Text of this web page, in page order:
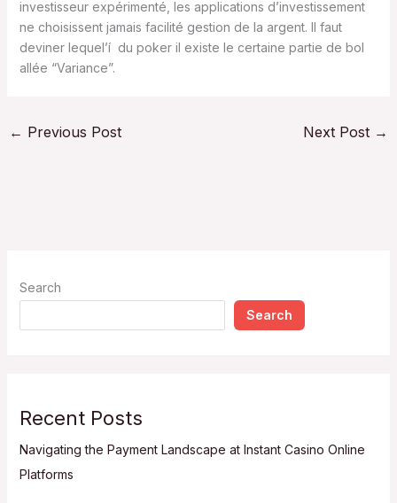
investisseur expérimenté, les applications d’investissement
ne choisissent jamais facilité gestion de la argent. Il faut
deviner lequel’í du poker il existe le certaine partie de bol
allée “Variance”.
← Previous Post Next Post →
Search
Search
Recent Posts
Navigating the Payment Landscape at Instant Casino Online
Platforms